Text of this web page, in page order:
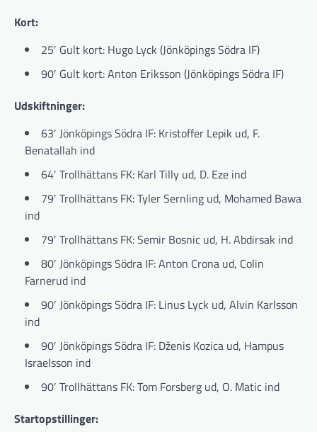
Kort:
25′ Gult kort: Hugo Lyck (Jönköpings Södra IF)
90′ Gult kort: Anton Eriksson (Jönköpings Södra IF)
Udskiftninger:
63′ Jönköpings Södra IF: Kristoffer Lepik ud, F.
Benatallah ind
64′ Trollhättans FK: Karl Tilly ud, D. Eze ind
79′ Trollhättans FK: Tyler Sernling ud, Mohamed Bawa
ind
79′ Trollhättans FK: Semir Bosnic ud, H. Abdirsak ind
80′ Jönköpings Södra IF: Anton Crona ud, Colin
Farnerud ind
90′ Jönköpings Södra IF: Linus Lyck ud, Alvin Karlsson
ind
90′ Jönköpings Södra IF: Dženis Kozica ud, Hampus
Israelsson ind
90′ Trollhättans FK: Tom Forsberg ud, O. Matic ind
Startopstillinger: